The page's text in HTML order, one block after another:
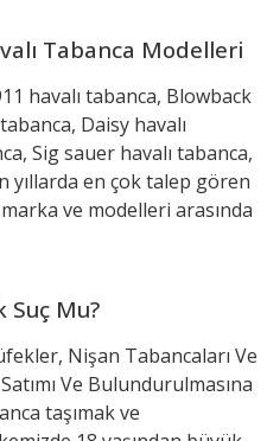
Tabanca Modelleri
havalı tabanca, Blowback
Daisy havalı
Sig sauer havalı tabanca,
yıllarda en çok talep gören
marka ve modelleri arasında
Suç Mu?
Nişan Tabancaları Ve
Satımı Ve Bulundurulmasına
taşımak ve